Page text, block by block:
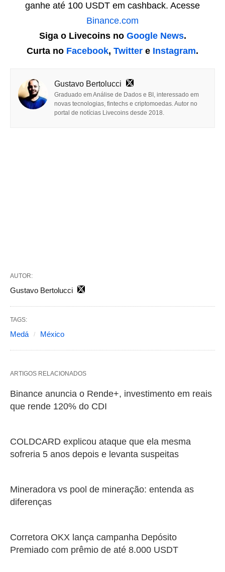
ganhe até 100 USDT em cashback. Acesse
Binance.com
Siga o Livecoins no Google News.
Curta no Facebook, Twitter e Instagram.
Gustavo Bertolucci
Graduado em Análise de Dados e BI, interessado em
novas tecnologias, fintechs e criptomoedas. Autor no
portal de notícias Livecoins desde 2018.
AUTOR:
Gustavo Bertolucci
TAGS:
Medá México
ARTIGOS RELACIONADOS
Binance anuncia o Rende+, investimento em reais
que rende 120% do CDI
COLDCARD explicou ataque que ela mesma
sofreria 5 anos depois e levanta suspeitas
Mineradora vs pool de mineração: entenda as
diferenças
Corretora OKX lança campanha Depósito
Premiado com prêmio de até 8.000 USDT